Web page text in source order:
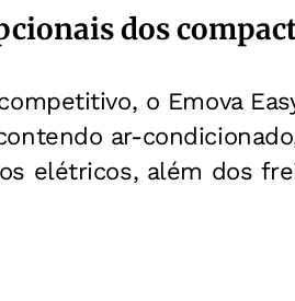
dos
o Emova
ar-
elétricos, além dos